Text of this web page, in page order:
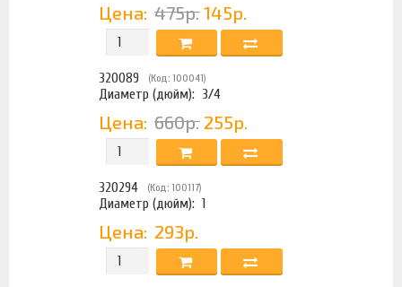
Цена: 475р. 145р.
320089 (Код: 100041)
Диаметр (дюйм): 3/4
Цена: 660р. 255р.
320294 (Код: 100117)
Диаметр (дюйм): 1
Цена: 293р.